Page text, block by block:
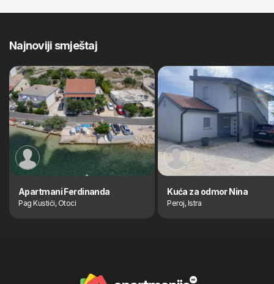
Najnoviji smještaj
Apartmani Ferdinanda
Pag Kustići, Otoci
Kuća za odmor Nina
Peroj, Istra